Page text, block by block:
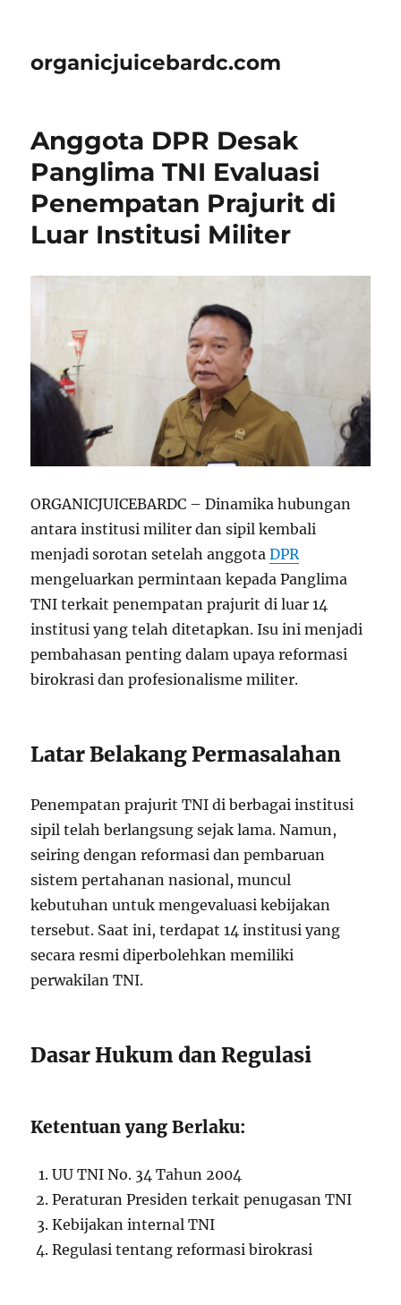
organicjuicebardc.com
Anggota DPR Desak
Panglima TNI Evaluasi
Penempatan Prajurit di
Luar Institusi Militer
ORGANICJUICEBARDC – Dinamika hubungan
antara institusi militer dan sipil kembali
menjadi sorotan setelah anggotaDPR
mengeluarkan permintaan kepada Panglima
TNI terkait penempatan prajurit di luar 14
institusi yang telah ditetapkan. Isu ini menjadi
pembahasan penting dalam upaya reformasi
birokrasi dan profesionalisme militer.
Latar Belakang Permasalahan
Penempatan prajurit TNI di berbagai institusi
sipil telah berlangsung sejak lama. Namun,
seiring dengan reformasi dan pembaruan
sistem pertahanan nasional, muncul
kebutuhan untuk mengevaluasi kebijakan
tersebut. Saat ini, terdapat 14 institusi yang
secara resmi diperbolehkan memiliki
perwakilan TNI.
Dasar Hukum dan Regulasi
Ketentuan yang Berlaku:
UU TNI No. 34 Tahun 2004
Peraturan Presiden terkait penugasan TNI
Kebijakan internal TNI
Regulasi tentang reformasi birokrasi